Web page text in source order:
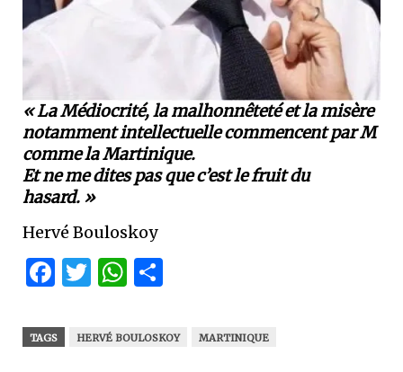
« La Médiocrité, la malhonnêteté et la misère
notamment intellectuelle commencent par M
comme la Martinique.
Et ne me dites pas que c’est le fruit du
hasard. »
Hervé Bouloskoy
Facebook
Twitter
WhatsApp
TAGS HERVÉ BOULOSKOY MARTINIQUE